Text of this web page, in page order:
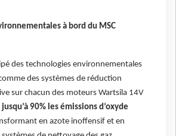
à bord du MSC
des technologies environnementales
des systèmes de réduction
sur chacun des moteurs Wartsila 14V
90% les émissions d’oxyde
en azote inoffensif et en